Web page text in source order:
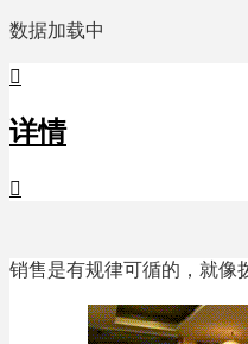
数据加载中

详情

销售是有规律可循的，就像